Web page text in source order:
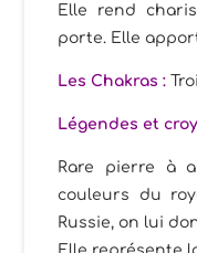
Elle rend
porte. Elle
Les Chakras :
Légendes et
Rare pierre à
couleurs du
Russie, on lui